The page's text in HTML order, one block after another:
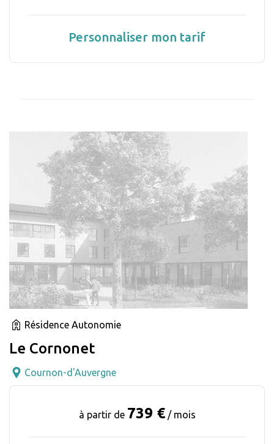
Personnaliser mon tarif
Résidence Autonomie
Le Cornonet
Cournon-d'Auvergne
à partir de 739 € / mois